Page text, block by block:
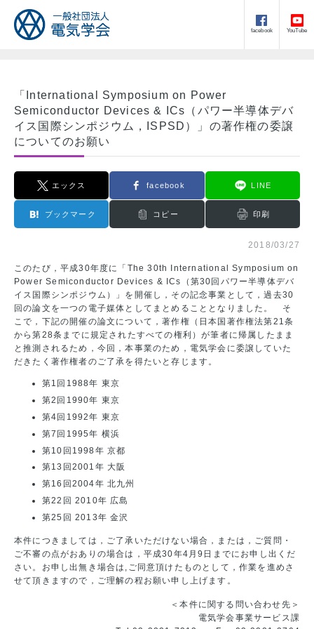
facebook YouTube
「International Symposium on Power
Semiconductor Devices & ICs（パワー半導体デバ
イス国際シンポジウム，ISPSD）」の著作権の委譲
についてのお願い
エックス facebook LINE
ブックマーク コピー 印刷
2018/03/27
このたび，平成30年度に「The 30th International Symposium on
Power Semiconductor Devices & ICs（第30回パワー半導体デバ
イス国際シンポジウム）」を開催し，その記念事業として，過去30
回の論文を一つの電子媒体としてまとめることとなりました。 そ
こで，下記の開催の論文について，著作権（日本国著作権法第21条
から第28条までに規定されたすべての権利）が筆者に帰属したまま
と推測されるため，今回，本事業のため，電気学会に委譲していた
だきたく著作権者のご了承を得たいと存じます。
第1回1988年 東京
第2回1990年 東京
第4回1992年 東京
第7回1995年 横浜
第10回1998年 京都
第13回2001年 大阪
第16回2004年 北九州
第22回 2010年 広島
第25回 2013年 金沢
本件につきましては，ご了承いただけない場合，または，ご質問・
ご不審の点がおありの場合は，平成30年4月9日までにお申し出くだ
さい。お申し出無き場合は,ご同意頂けたものとして，作業を進めさ
せて頂きますので，ご理解の程お願い申し上げます。
＜本件に関する問い合わせ先＞
電気学会事業サービス課